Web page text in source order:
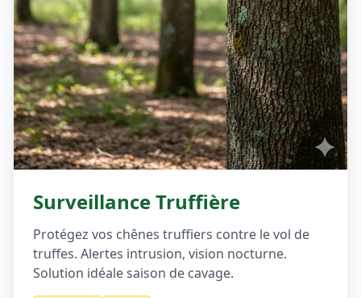
Surveillance Truffière
Protégez vos chênes truffiers contre le vol de
truffes. Alertes intrusion, vision nocturne.
Solution idéale saison de cavage.